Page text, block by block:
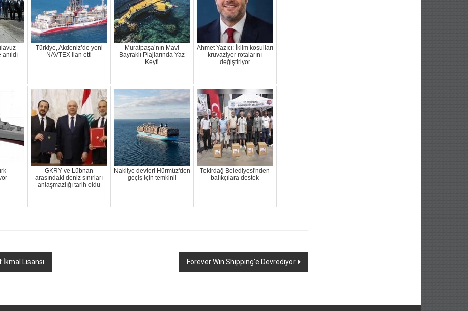
Türkiye, Akdeniz’de yeni
NAVTEX ilan etti
Muratpaşa’nın Mavi
Bayraklı Plajlarında Yaz
Keyfi
Ahmet Yazıcı: İklim koşulları
kruvaziyer rotalarını
değiştiriyor
GKRY ve Lübnan
arasındaki deniz sınırları
anlaşmazlığı tarih oldu
Nakliye devleri Hürmüz'den
geçiş için temkinli
Tekirdağ Belediyesi'nden
balıkçılara destek
İkmal Lisansı Forever Win Shipping’e Devrediyor